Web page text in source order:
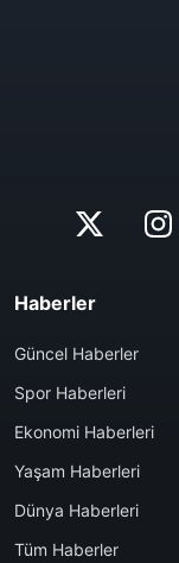
Haberler
Güncel Haberler
Spor Haberleri
Ekonomi Haberleri
Yaşam Haberleri
Dünya Haberleri
Tüm Haberler